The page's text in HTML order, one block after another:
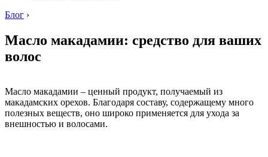
Блог ›
Масло макадамии: средство для ваших
волос
Масло макадамии – ценный продукт, получаемый из
макадамских орехов. Благодаря составу, содержащему много
полезных веществ, оно широко применяется для ухода за
внешностью и волосами.